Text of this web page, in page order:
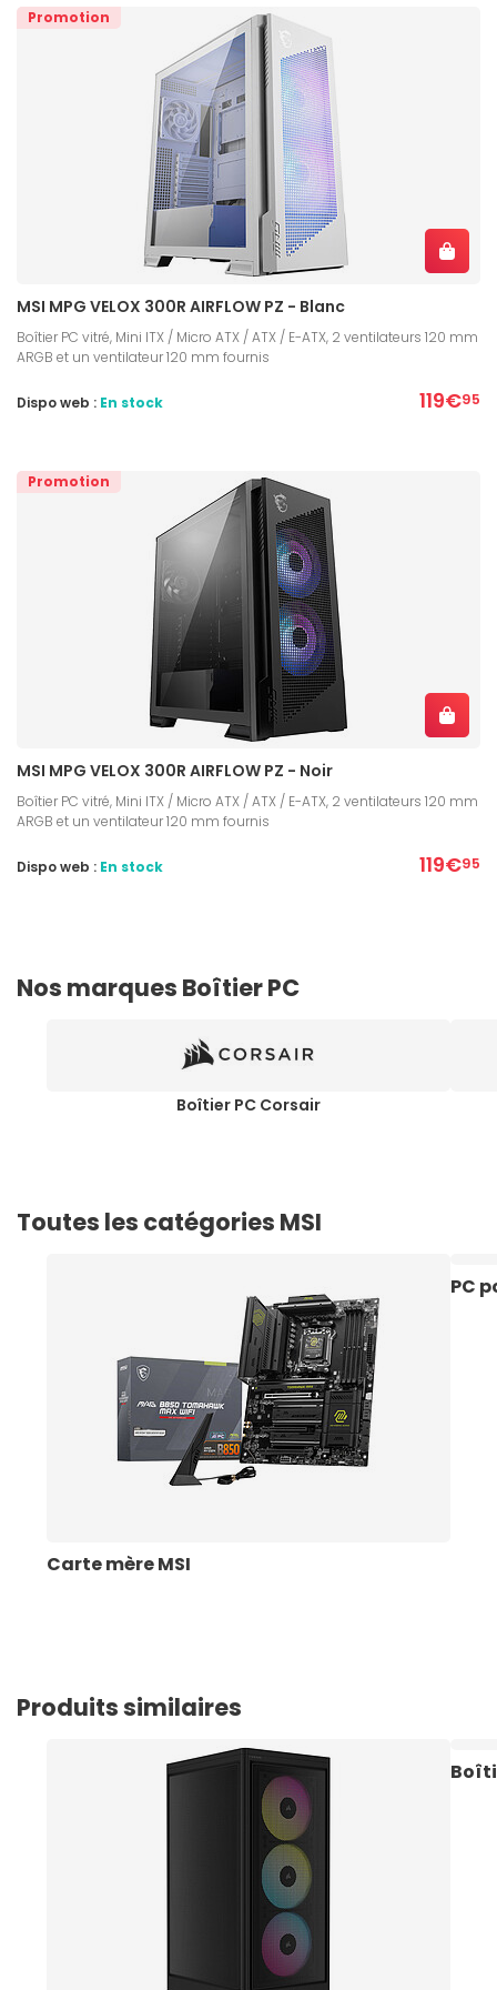
Promotion
MSI MPG VELOX 300R AIRFLOW PZ - Blanc
Boîtier PC vitré, Mini ITX / Micro ATX / ATX / E-ATX, 2 ventilateurs 120 mm
ARGB et un ventilateur 120 mm fournis
119€95
Dispo web : En stock
Promotion
MSI MPG VELOX 300R AIRFLOW PZ - Noir
Boîtier PC vitré, Mini ITX / Micro ATX / ATX / E-ATX, 2 ventilateurs 120 mm
ARGB et un ventilateur 120 mm fournis
119€95
Dispo web : En stock
Nos marques Boîtier PC
Boîtier PC Corsair
Toutes les catégories MSI
Carte mère MSI
PC
Produits similaires